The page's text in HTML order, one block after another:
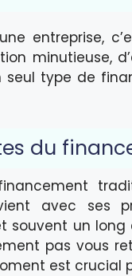
entreprise,
minutieuse,
seul type de
du
avec ses
souvent un long
pas vous
est crucial